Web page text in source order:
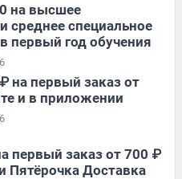
на высшее
среднее специальное
первый год обучения
на первый заказ от
и в приложении
первый заказ от 700 ₽
Пятёрочка Доставка